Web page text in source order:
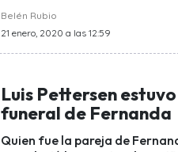
Belén Rubio
21 enero, 2020 a las 12:59
Luis Pettersen
funeral de Fernanda
Quien fue la pareja de